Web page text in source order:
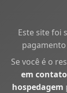
Este site foi
Se você é o
em
hospedagem